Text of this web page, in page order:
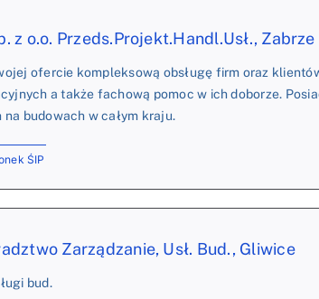
z o.o. Przeds.Projekt.Handl.Usł., Zabrze
ofercie kompleksową obsługę firm oraz
a także fachową pomoc w ich doborze.
budowach w całym kraju.
ŚIP
Zarządzanie, Usł. Bud., Gliwice
bud.